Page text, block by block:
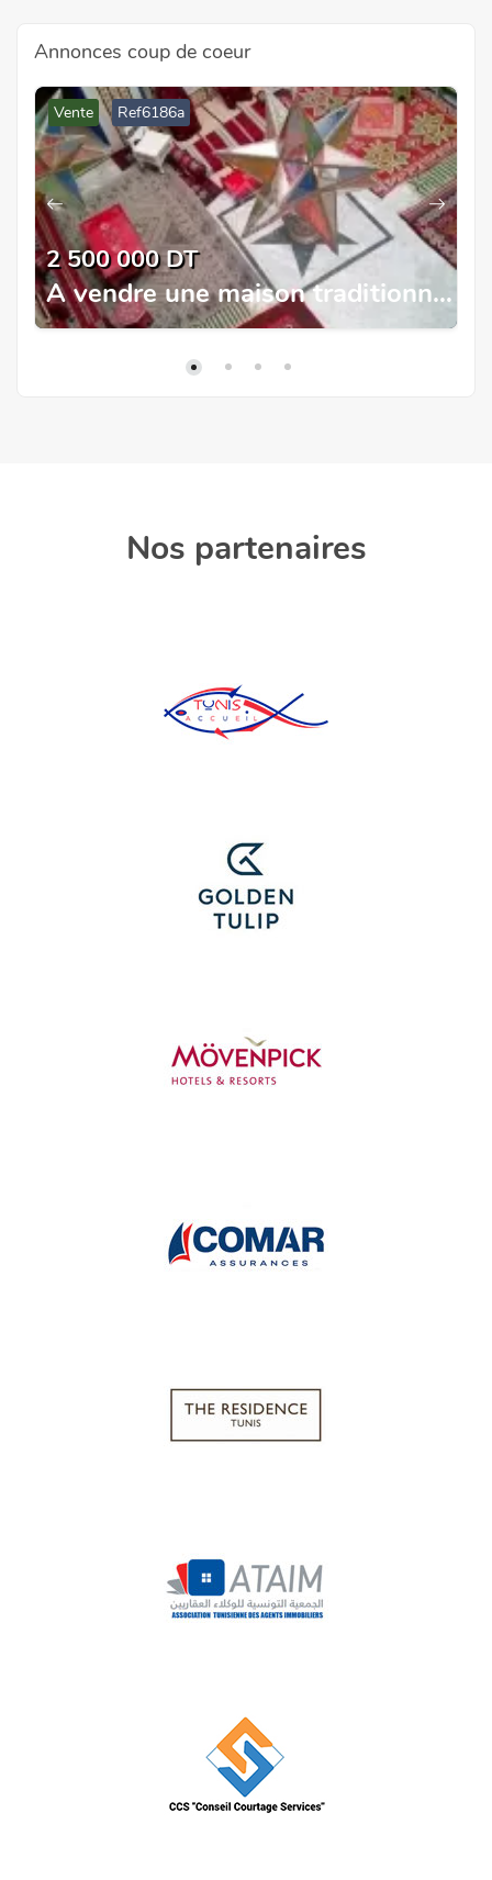
Annonces coup de coeur
Vente Ref6186a
2 500 000 DT
A vendre une maison traditionnelle à Tunis
Nos partenaires